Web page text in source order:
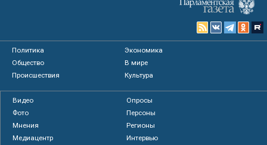
Политика
Экономика
Общество
В мире
Происшествия
Культура
Видео
Опросы
Фото
Персоны
Мнения
Регионы
Медиацентр
Интервью